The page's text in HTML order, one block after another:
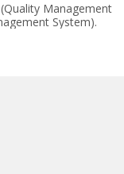
Management
System).